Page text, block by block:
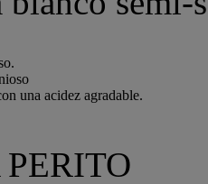
una acidez agradable.